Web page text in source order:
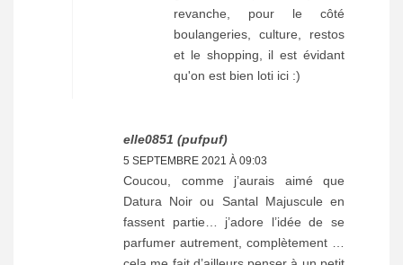
revanche, pour le côté
boulangeries, culture, restos
et le shopping, il est évidant
qu'on est bien loti ici :)
elle0851 (pufpuf)
5 SEPTEMBRE 2021 À 09:03
Coucou, comme j’aurais aimé que
Datura Noir ou Santal Majuscule en
fassent partie… j’adore l’idée de se
parfumer autrement, complètement …